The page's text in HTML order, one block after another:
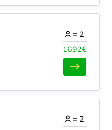
1692€
= 2
= 2